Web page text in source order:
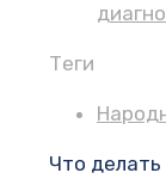
Теги
Что делать